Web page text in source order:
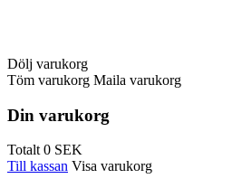
Dölj varukorg
Töm varukorg Maila varukorg
Din varukorg
Totalt0 SEK
Till kassan Visa varukorg